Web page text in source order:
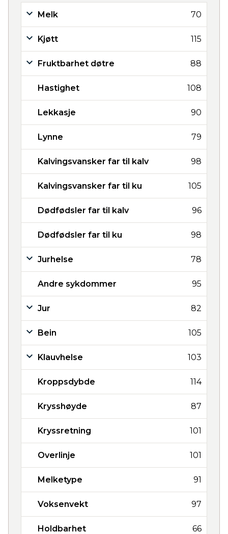
Melk 70
Kjøtt 115
Fruktbarhet døtre 88
Hastighet 108
Lekkasje 90
Lynne 79
Kalvingsvansker far til kalv 98
Kalvingsvansker far til ku 105
Dødfødsler far til kalv 96
Dødfødsler far til ku 98
Jurhelse 78
Andre sykdommer 95
Jur 82
Bein 105
Klauvhelse 103
Kroppsdybde 114
Krysshøyde 87
Kryssretning 101
Overlinje 101
Melketype 91
Voksenvekt 97
Holdbarhet 66